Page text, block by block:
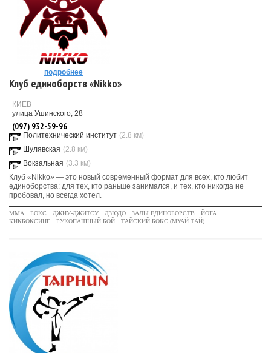
подробнее
Клуб единоборств «Nikko»
КИЕВ
улица Ушинского, 28
(097) 932-59-96
Политехнический институт (2.8 км)
Шулявская (2.8 км)
Вокзальная (3.3 км)
Клуб «Nikko» — это новый современный формат для всех, кто любит
единоборства: для тех, кто раньше занимался, и тех, кто никогда не
пробовал, но всегда хотел.
MMA БОКС ДЖИУ-ДЖИТСУ ДЗЮДО ЗАЛЫ ЕДИНОБОРСТВ
ЙОГА
КИКБОКСИНГ
РУКОПАШНЫЙ БОЙ ТАЙСКИЙ БОКС (МУАЙ ТАЙ)